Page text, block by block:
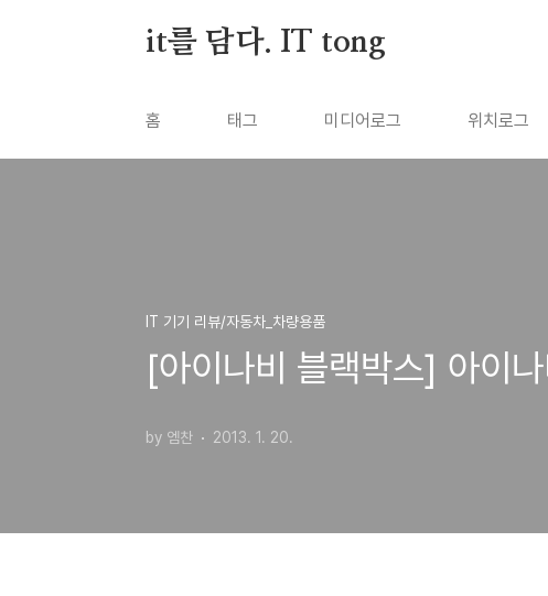
it를 담다. IT tong
홈 태그 미디어로그 위치로그
IT 기기 리뷰/자동차_차량용품
[아이나비 블랙박스] 아이
by 엠찬 2013. 1. 20.